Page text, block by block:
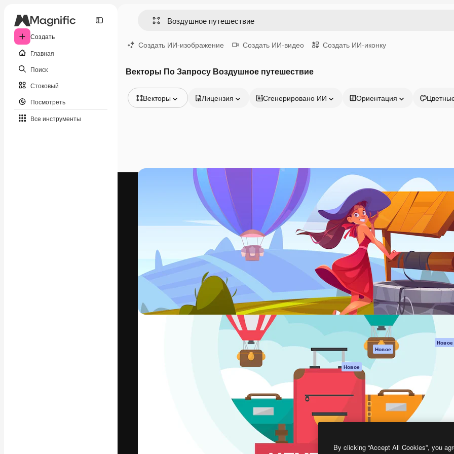
Создать
Главная
Поиск
Стоковый
Посмотреть
Все инструменты
Создать ИИ-изображение Создать ИИ-видео Создать ИИ-иконку
Векторы По Запросу Воздушное путешествие
Векторы
Видео
Шрифты
Лицензия Сгенерировано ИИ Ориентация
Креативная платформа для создания
ваших лучших работ. Более 1 миллиона
подписчиков среди креаторов,
предприятий, агентств и студий.
Pусский
Продукция
Spaces
ИИ-помощник
Генератор
изображений ИИ
Генератор видео
ИИ
Генератор голоса
Стоковый контент
Claude/ChatGPT
Новое
Агенты Новое
приложение
Все инструменты
Magnific
Начать
Academy
Документация
Пакету ИИ
Служба
поддержки
Условия и
положения
Политика
Оригиналы
Новое
Центр доверия
Партнеры
Предприятие
By clicking “Accept All Cookies”, you